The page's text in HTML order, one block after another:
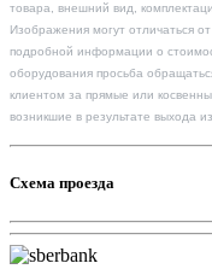
товара, внешний вид,
Изображения могут отличаться
подробной информации о
оборудования просьба
клиентом за прямые или
возникшие в результате выхода
Схема проезда